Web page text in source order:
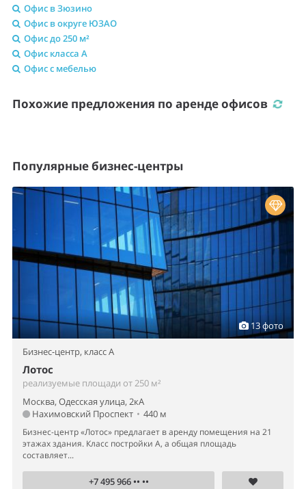
Офис в Зюзино
Офис в округе ЮЗАО
Офис до 250 м²
Офис класса A
Офис с мебелью
Похожие предложения по аренде офисов
Популярные бизнес-центры
13 фото
Бизнес-центр, класс A
Лотос
реализуемые площади от 250 м²
Москва, Одесская улица, 2кА
Нахимовский Проспект • 440 м
Бизнес-центр «Лотос» предлагает в аренду помещения на 21
этажах здания. Класс постройки А, а общая площадь
составляет...
+7 495 966 •• ••